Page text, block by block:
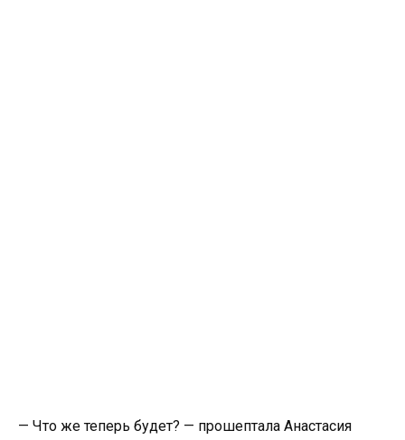
— Что же теперь будет? — прошептала Анастасия